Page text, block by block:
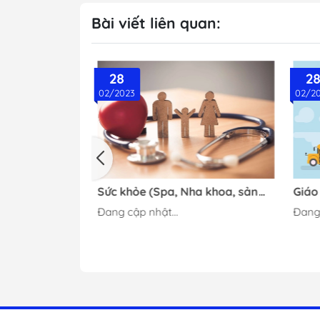
Bài viết liên quan:
28
02/2023
Sức khỏe (Spa, Nha khoa, sản
phẩm sức khỏe…)
Đang cập nhật...
28
02/